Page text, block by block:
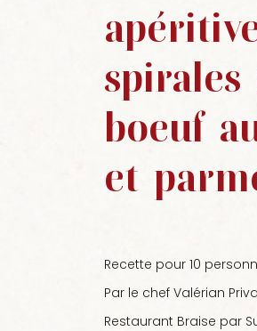
spirales
boeuf
et
Recette pour 10
Par le chef Valérian
Restaurant Braise par